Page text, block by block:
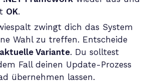
OK.
zwingt dich das System
Wahl zu treffen. Entscheide
aktuelle Variante. Du solltest
Fall deinen Update-Prozess
übernehmen lassen.